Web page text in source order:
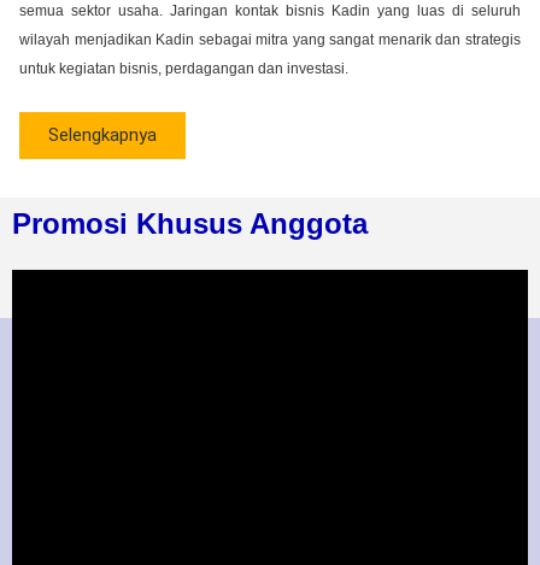
semua sektor usaha. Jaringan kontak bisnis Kadin yang luas di seluruh
wilayah menjadikan Kadin sebagai mitra yang sangat menarik dan strategis
untuk kegiatan bisnis, perdagangan dan investasi.
Selengkapnya
Promosi Khusus Anggota